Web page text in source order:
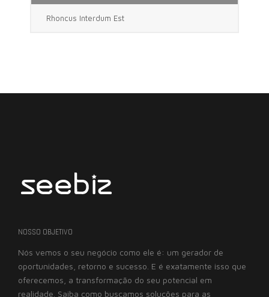
Rhoncus Interdum Est
NOSSO OBJETIVO
Nós vemos o seu negócio como ele é: um gerador de
oportunidades, retorno e sucesso. E é exatamente isso que
oferecemos, a transformação do seu potencial em
realidade. Saiba como buscamos soluções para as